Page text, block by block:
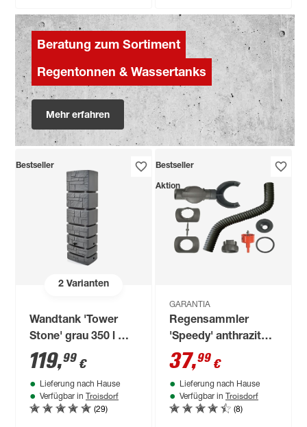
Beratung zum Sortiment
Regentonnen & Wassertanks
Mehr erfahren
2Varianten
Bestseller
Wandtank 'Tower
Stone' grau 350 l mit
Hahn
119,99 €
Lieferung nach Hause
Verfügbar in Troisdorf
(29)
Bestseller
Aktion
GARANTIA
Regensammler
'Speedy' anthrazit
inkl. Zubehör
37,99 €
Lieferung nach Hause
Verfügbar in Troisdorf
(8)